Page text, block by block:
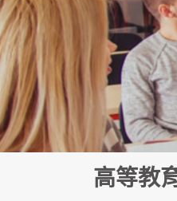
高等教